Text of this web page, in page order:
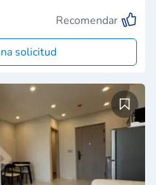
Recomendar
solicitud